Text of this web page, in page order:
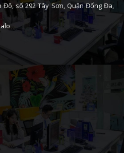
Đô, số 292 Tây Sơn, Quận Đống Đa,